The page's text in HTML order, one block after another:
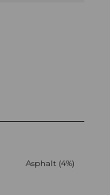
Asphalt (4%)